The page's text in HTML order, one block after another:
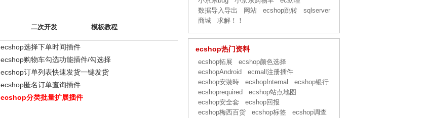
二次开发 模板教程
ecshop选择下单时间插件
ecshop购物车勾选功能插件/勾选择
ecshop订单列表快速发货一键发货
ecshop匿名订单查询插件
ecshop分类批量扩展插件
数据导入导出
网站 ecshop跳转
sqlserver
商城
求解！！
ecshop热门资料
ecshop拓展
ecshop颜色选择
ecshopAndroid
ecmall注册插件
ecshop安裝時
ecshopInternal
ecshop银行
ecshoprequired
ecshop站点地图
ecshop安全套
ecshop回报
ecshop梅西百货
ecshop标签
ecshop调查